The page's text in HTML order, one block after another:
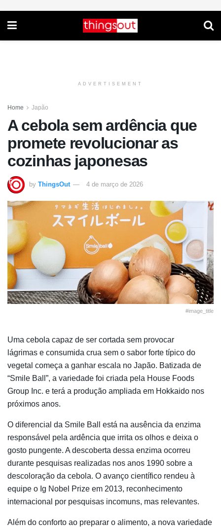
ADVERTISEMENT
Home Japão
A cebola sem ardência que
promete revolucionar as
cozinhas japonesas
by ThingsOut 4 de março de 2026
#image_title
Uma cebola capaz de ser cortada sem provocar
lágrimas e consumida crua sem o sabor forte típico do
vegetal começa a ganhar escala no Japão. Batizada de
“Smile Ball”, a variedade foi criada pela House Foods
Group Inc. e terá a produção ampliada em Hokkaido nos
próximos anos.
O diferencial da Smile Ball está na ausência da enzima
responsável pela ardência que irrita os olhos e deixa o
gosto pungente. A descoberta dessa enzima ocorreu
durante pesquisas realizadas nos anos 1990 sobre a
descoloração da cebola. O avanço científico rendeu à
equipe o Ig Nobel Prize em 2013, reconhecimento
internacional por pesquisas incomuns, mas relevantes.
Além do conforto ao preparar o alimento, a nova variedade